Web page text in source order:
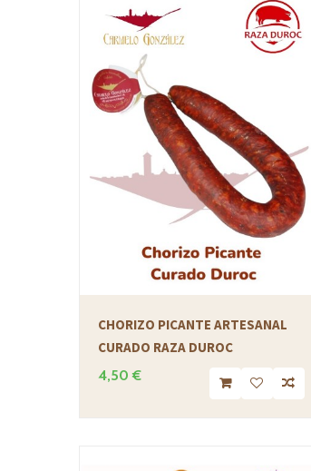
CHORIZO PICANTE ARTESANAL
CURADO RAZA DUROC
4,50 €